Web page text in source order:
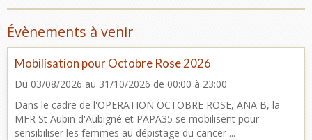
Évènements à venir
Mobilisation pour Octobre Rose 2026
Du 03/08/2026 au 31/10/2026 de 00:00 à 23:00
Dans le cadre de l'OPERATION OCTOBRE ROSE, ANA B, la
MFR St Aubin d'Aubigné et PAPA35 se mobilisent pour
sensibiliser les femmes au dépistage du cancer ...